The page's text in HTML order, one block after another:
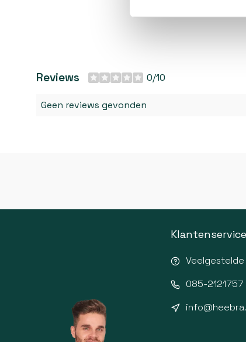
Reviews 0/10
Geen reviews gevonden
Klantenservice
085-2121757